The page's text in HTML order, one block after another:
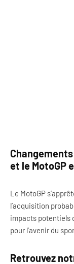
et le MotoGP
Le MotoGP
l’acquisition
impacts potentiels
pour l’avenir du
Retrouvez